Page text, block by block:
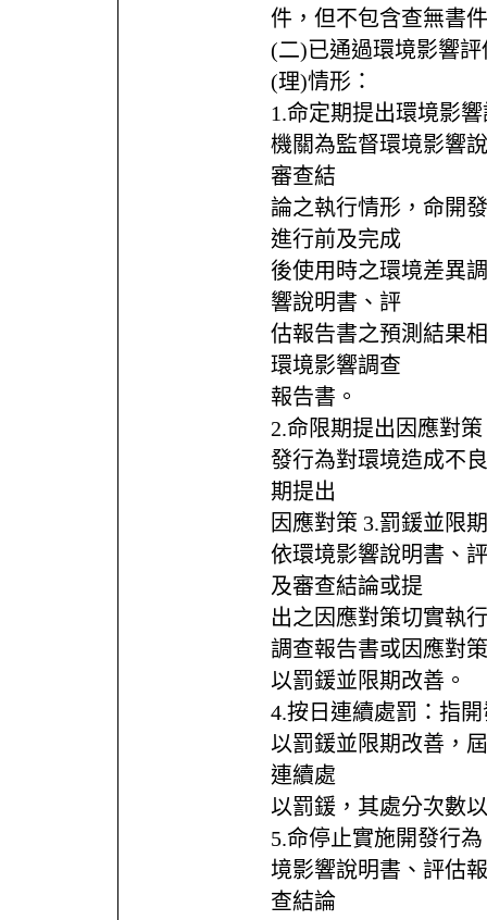
件，但不包含查無書
(二)已通過環境影響
(理)情形：
1.命定期提出環境影
機關為監督環境影響
審查結
論之執行情形，命開
進行前及完成
後使用時之環境差異
響說明書、評
估報告書之預測結果
環境影響調查
報告書。
2.命限期提出因應對
發行為對環境造成不
期提出
因應對策 3.罰鍰並限
依環境影響說明書、
及審查結論或提
出之因應對策切實執
調查報告書或因應對
以罰鍰並限期改善。
4.按日連續處罰：指
以罰鍰並限期改善，
連續處
以罰鍰，其處分次數
5.命停止實施開發行
境影響說明書、評估
查結論